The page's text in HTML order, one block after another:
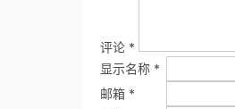
评论 *
显示名称 *
邮箱 *